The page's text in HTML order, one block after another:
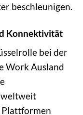
beschleunigen.
Konnektivität
bei der
Work Ausland
Plattformen